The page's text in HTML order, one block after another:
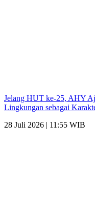
Jelang HUT ke-25, AHY
Lingkungan sebagai
28 Juli 2026 | 11:55 WIB